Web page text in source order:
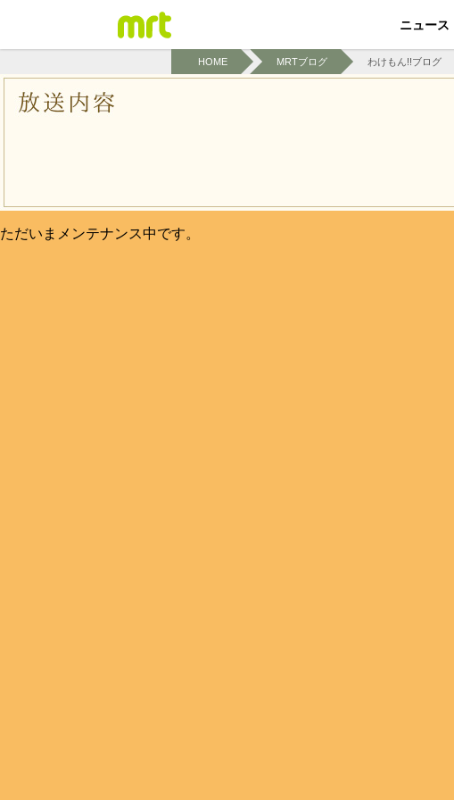
ニュース
HOME MRTブログ わけもん!!ブログ
ただいまメンテナンス中です。